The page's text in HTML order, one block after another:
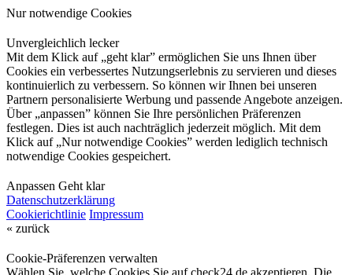
Nur notwendige Cookies
Unvergleichlich lecker
Mit dem Klick auf „geht klar” ermöglichen Sie uns Ihnen über
Cookies ein verbessertes Nutzungserlebnis zu servieren und dieses
kontinuierlich zu verbessern. So können wir Ihnen bei unseren
Partnern personalisierte Werbung und passende Angebote anzeigen.
Über „anpassen” können Sie Ihre persönlichen Präferenzen
festlegen. Dies ist auch nachträglich jederzeit möglich. Mit dem
Klick auf „Nur notwendige Cookies” werden lediglich technisch
notwendige Cookies gespeichert.
Anpassen Geht klar
Datenschutzerklärung
Cookierichtlinie Impressum
« zurück
Cookie-Präferenzen verwalten
Wählen Sie, welche Cookies Sie auf check24.de akzeptieren. Die